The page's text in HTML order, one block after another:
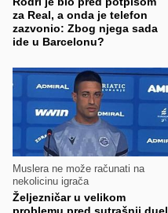
za Real, a onda je telefon
zazvonio: Zbog njega sada
ide u Barcelonu?
Muslera ne može računati na
nekolicinu igrača
Željezničar u velikom
problemu pred sutrašnji duel